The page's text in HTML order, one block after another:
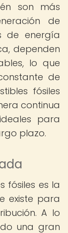
son más
de
de energía
dependen
lo que
de
fósiles
continua
para
plazo.
fósiles es la
existe para
A lo
una gran